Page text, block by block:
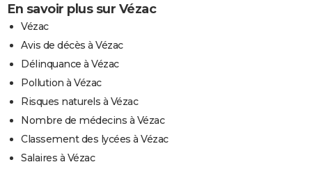
En savoir plus sur Vézac
Vézac
Avis de décès à Vézac
Délinquance à Vézac
Pollution à Vézac
Risques naturels à Vézac
Nombre de médecins à Vézac
Classement des lycées à Vézac
Salaires à Vézac